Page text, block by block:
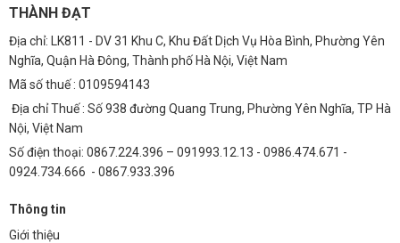
THÀNH ĐẠT
Địa chỉ: LK811 - DV 31 Khu C, Khu Đất Dịch Vụ Hòa Bình, Phường Yên
Nghĩa, Quận Hà Đông, Thành phố Hà Nội, Việt Nam
Mã số thuế : 0109594143
Địa chỉ Thuế : Số 938 đường Quang Trung, Phường Yên Nghĩa, TP Hà
Nội, Việt Nam
Số điện thoại: 0867.224.396 – 091993.12.13 - 0986.474.671 -
0924.734.666 - 0867.933.396
Thông tin
Giới thiệu